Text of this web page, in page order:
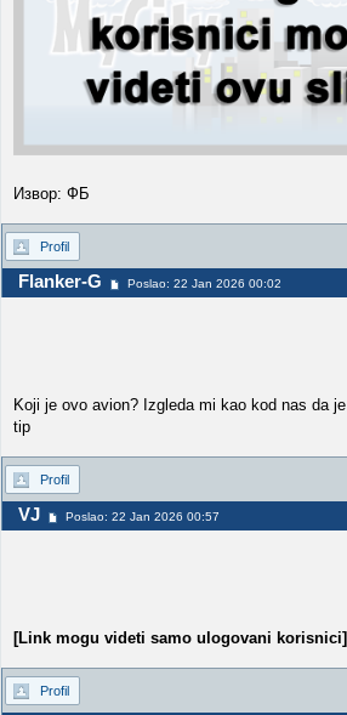
Извор: ФБ
Profil
Flanker-G Poslao: 22 Jan 2026 00:02
Koji je ovo avion? Izgleda mi kao kod nas da
tip
Profil
VJ Poslao: 22 Jan 2026 00:57
[Link mogu videti samo ulogovani korisnici]
Profil